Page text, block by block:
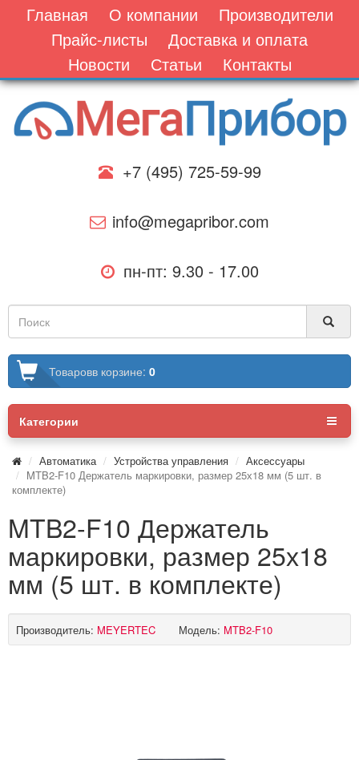
Главная О компании
Производители
Прайс-листы
Доставка и оплата
Новости
Статьи Контакты
+7 (495) 725-59-99
info@megapribor.com
пн-пт: 9.30 - 17.00
Товаровв корзине: 0
Категории
Автоматика Устройства управления
Аксессуары
MTB2-F10 Держатель маркировки, размер 25х18 мм (5 шт. в
комплекте)
MTB2-F10 Держатель
маркировки, размер 25х18
мм (5 шт. в комплекте)
Производитель: MEYERTEC Модель: MTB2-F10